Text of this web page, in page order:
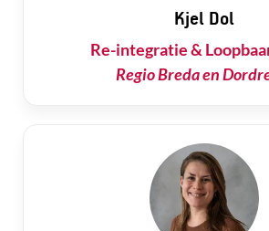
Kjel Dol
Re-integratie &
Regio Breda en